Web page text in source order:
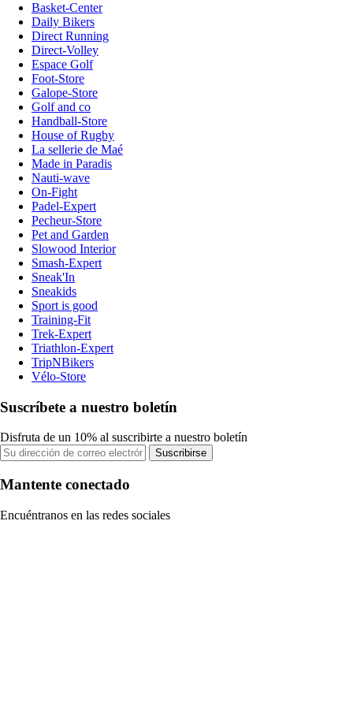
Basket-Center
Daily Bikers
Direct Running
Direct-Volley
Espace Golf
Foot-Store
Galope-Store
Golf and co
Handball-Store
House of Rugby
La sellerie de Maé
Made in Paradis
Nauti-wave
On-Fight
Padel-Expert
Pecheur-Store
Pet and Garden
Slowood Interior
Smash-Expert
Sneak'In
Sneakids
Sport is good
Training-Fit
Trek-Expert
Triathlon-Expert
TripNBikers
Vélo-Store
Suscríbete a nuestro boletín
Disfruta de un 10% al suscribirte a nuestro boletín
Suscribirse
Mantente conectado
Encuéntranos en las redes sociales